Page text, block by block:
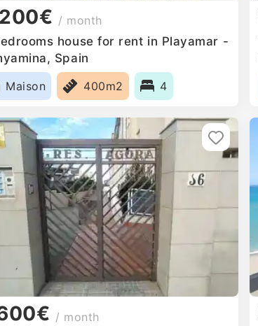
/ month
house for rent in Playamar -
Spain
Maison
400m2 4
/ month